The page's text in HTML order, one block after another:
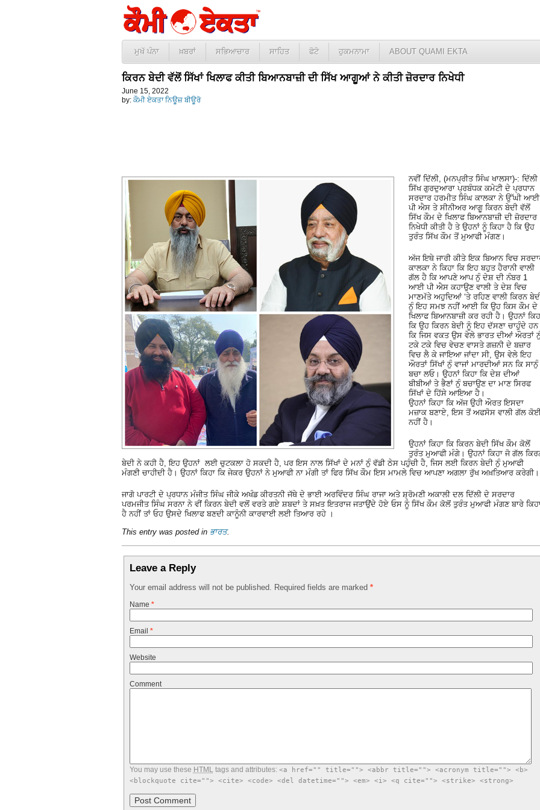
ਮੁਖੱ ਪੰਨਾ ਖ਼ਬਰਾਂ ਸਭਿਆਚਾਰ ਸਾਹਿਤ ਫੋਟੋ ਹੁਕਮਨਾਮਾ ABOUT QUAMI EKTA
ਕਿਰਨ ਬੇਦੀ ਵੱਲੋਂ ਸਿੱਖਾਂ ਖਿਲਾਫ ਕੀਤੀ ਬਿਆਨਬਾਜ਼ੀ ਦੀ ਸਿੱਖ ਆਗੂਆਂ ਨੇ ਕੀਤੀ ਜ਼ੋਰਦਾਰ ਨਿਖੇਧੀ
June 15, 2022
by: ਕੌਮੀ ਏਕਤਾ ਨਿਊਜ਼ ਬੀਊਰੋ
ਨਵੀਂ ਦਿੱਲੀ, (ਮਨਪ੍ਰੀਤ ਸਿੰਘ ਖਾਲਸਾ)-: ਦਿੱਲੀ
ਸਿੱਖ ਗੁਰਦੁਆਰਾ ਪ੍ਰਬੰਧਕ ਕਮੇਟੀ ਦੇ ਪ੍ਰਧਾਨ
ਸਰਦਾਰ ਹਰਮੀਤ ਸਿੰਘ ਕਾਲਕਾ ਨੇ ਉੱਘੀ ਆਈ
ਪੀ ਐਸ ਤੇ ਸੀਨੀਅਰ ਆਗੂ ਕਿਰਨ ਬੇਦੀ ਵੱਲੋਂ
ਸਿੱਖ ਕੌਮ ਦੇ ਖਿਲਾਫ ਬਿਆਨਬਾਜ਼ੀ ਦੀ ਜ਼ੋਰਦਾਰ
ਨਿਖੇਧੀ ਕੀਤੀ ਹੈ ਤੇ ਉਹਨਾਂ ਨੂੰ ਕਿਹਾ ਹੈ ਕਿ ਉਹ
ਤੁਰੰਤ ਸਿੱਖ ਕੌਮ ਤੋਂ ਮੁਆਫੀ ਮੰਗਣ।
ਅੱਜ ਇਥੇ ਜਾਰੀ ਕੀਤੇ ਇਕ ਬਿਆਨ ਵਿਚ
ਕਾਲਕਾ ਨੇ ਕਿਹਾ ਕਿ ਇਹ ਬਹੁਤ ਹੈਰਾਨੀ ਵਾਲੀ
ਗੱਲ ਹੈ ਕਿ ਆਪਣੇ ਆਪ ਨੁੰ ਦੇਸ਼ ਦੀ ਨੰਬਰ 1
ਆਈ ਪੀ ਐਸ ਕਹਾਉਣ ਵਾਲੀ ਤੇ ਦੇਸ਼ ਵਿਚ
ਮਾਣਮੱਤੇ ਅਹੁਦਿਆਂ ‘ਤੇ ਰਹਿਣ ਵਾਲੀ ਕਿਰਨ
ਨੁੰ ਇਹ ਸਮਝ ਨਹੀਂ ਆਈ ਕਿ ਉਹ ਕਿਸ ਕੌਮ ਦੇ
ਖਿਲਾਫ ਬਿਆਨਬਾਜ਼ੀ ਕਰ ਰਹੀ ਹੈ। ਉਹਨਾਂ
ਕਿ ਉਹ ਕਿਰਨ ਬੇਦੀ ਨੂੰ ਇਹ ਦੱਸਣਾ ਚਾਹੁੰਦੇ ਹਨ
ਕਿ ਜਿਸ ਵਕਤ ਉਸ ਵੇਲੇ ਭਾਰਤ ਦੀਆਂ ਔਰਤਾਂ
ਟਕੇ ਟਕੇ ਵਿਚ ਵੇਚਣ ਵਾਸਤੇ ਗਜ਼ਨੀ ਦੇ ਬਜ਼ਾਰ
ਵਿਚ ਲੈ ਕੇ ਜਾਇਆ ਜਾਂਦਾ ਸੀ, ਉਸ ਵੇਲੇ ਇਹ
ਔਰਤਾਂ ਸਿੱਖਾਂ ਨੁੰ ਵਾਜਾਂ ਮਾਰਦੀਆਂ ਸਨ ਕਿ ਸਾਨੁੰ
ਬਚਾ ਲਓ। ਉਹਨਾਂ ਕਿਹਾ ਕਿ ਦੇਸ਼ ਦੀਆਂ
ਬੀਬੀਆਂ ਤੇ ਭੈਣਾਂ ਨੁੰ ਬਚਾਉਣ ਦਾ ਮਾਣ ਸਿਰਫ
ਸਿੱਖਾਂ ਦੇ ਹਿੱਸੇ ਆਇਆ ਹੈ।
ਉਹਨਾਂ ਕਿਹਾ ਕਿ ਅੱਜ ਉਹੀ ਔਰਤ ਇਸਦਾ
ਮਜ਼ਾਕ ਬਣਾਏ, ਇਸ ਤੋਂ ਅਫਸੋਸ ਵਾਲੀ ਗੱਲ
ਨਹੀਂ ਹੈ।
ਉਹਨਾਂ ਕਿਹਾ ਕਿ ਕਿਰਨ ਬੇਦੀ ਸਿੱਖ ਕੌਮ ਕੋਲੋਂ
ਤੁਰੰਤ ਮੁਆਫੀ ਮੰਗੇ। ਉਹਨਾਂ ਕਿਹਾ ਜੋ ਗੱਲ
ਬੇਦੀ ਨੇ ਕਹੀ ਹੈ, ਇਹ ਉਹਨਾਂ ਲਈ ਚੁਟਕਲਾ ਹੋ ਸਕਦੀ ਹੈ, ਪਰ ਇਸ ਨਾਲ ਸਿੱਖਾਂ ਦੇ ਮਨਾਂ ਨੁੰ ਵੱਡੀ ਠੇਸ ਪਹੁੰਚੀ ਹੈ, ਜਿਸ ਲਈ ਕਿਰਨ ਬੇਦੀ ਨੁੰ ਮੁਆਫੀ
ਮੰਗਣੀ ਚਾਹੀਦੀ ਹੈ। ਉਹਨਾਂ ਕਿਹਾ ਕਿ ਜੇਕਰ ਉਹਨਾਂ ਨੇ ਮੁਆਫੀ ਨਾ ਮੰਗੀ ਤਾਂ ਫਿਰ ਸਿੱਖ ਕੌਮ ਇਸ ਮਾਮਲੇ ਵਿਚ ਆਪਣਾ ਅਗਲਾ ਰੁੱਖ ਅਖ਼ਤਿਆਰ ਕਰੇਗੀ।
ਜਾਗੋ ਪਾਰਟੀ ਦੇ ਪ੍ਰਧਾਨ ਮੰਜੀਤ ਸਿੰਘ ਜੀਕੇ ਅਖੰਡ ਕੀਰਤਨੀ ਜੱਥੇ ਦੇ ਭਾਈ ਅਰਵਿੰਦਰ ਸਿੰਘ ਰਾਜਾ ਅਤੇ ਸ਼੍ਰੋਮਣੀ ਅਕਾਲੀ ਦਲ ਦਿੱਲੀ ਦੇ ਸਰਦਾਰ
ਪਰਮਜੀਤ ਸਿੰਘ ਸਰਨਾ ਨੇ ਵੀਂ ਕਿਰਨ ਬੇਦੀ ਵਲੋਂ ਵਰਤੇ ਗਏ ਸ਼ਬਦਾਂ ਤੇ ਸਖ਼ਤ ਇਤਰਾਜ ਜਤਾਉਂਦੇ ਹੋਏ ਓਸ ਨੂੰ ਸਿੱਖ ਕੌਮ ਕੋਲੋਂ ਤੁਰੰਤ ਮੁਆਫੀ ਮੰਗਣ ਬਾਰੇ
ਹੈ ਨਹੀਂ ਤਾਂ ਓਹ ਉਸਦੇ ਖਿਲਾਫ ਬਣਦੀ ਕਾਨੂੰਨੀ ਕਾਰਵਾਈ ਲਈ ਤਿਆਰ ਰਹੇ ।
This entry was posted in ਭਾਰਤ.
Leave a Reply
Your email address will not be published. Required fields are marked *
Name *
Email *
Website
Comment
You may use these HTMLtags and attributes: <a href="" title=""> <abbr title=""> <acronym title=""> <b>
<blockquote cite=""> <cite> <code> <del datetime=""> <em> <i> <q cite=""> <strike> <strong>